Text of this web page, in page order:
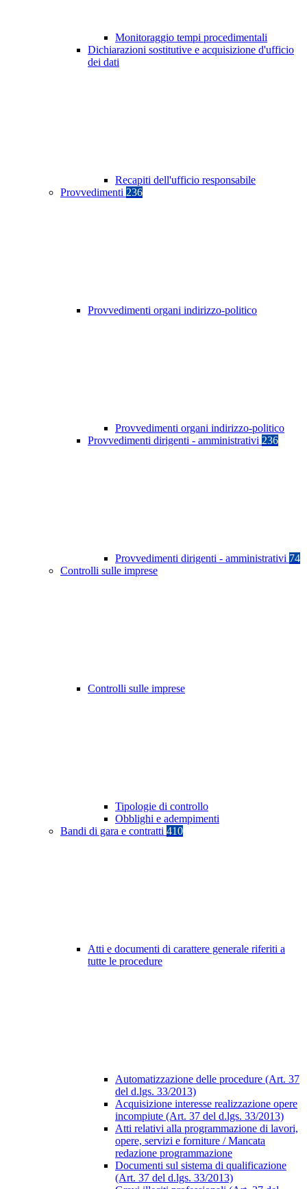
Monitoraggio tempi procedimentali
Dichiarazioni sostitutive e acquisizione d'ufficio
dei dati
Recapiti dell'ufficio responsabile
Provvedimenti 236
Provvedimenti organi indirizzo-politico
Provvedimenti organi indirizzo-politico
Provvedimenti dirigenti - amministrativi 236
Provvedimenti dirigenti - amministrativi 74
Controlli sulle imprese
Controlli sulle imprese
Tipologie di controllo
Obblighi e adempimenti
Bandi di gara e contratti 410
Atti e documenti di carattere generale riferiti a
tutte le procedure
Automatizzazione delle procedure (Art. 37
del d.lgs. 33/2013)
Acquisizione interesse realizzazione opere
incompiute (Art. 37 del d.lgs. 33/2013)
Atti relativi alla programmazione di lavori,
opere, servizi e forniture / Mancata
redazione programmazione
Documenti sul sistema di qualificazione
(Art. 37 del d.lgs. 33/2013)